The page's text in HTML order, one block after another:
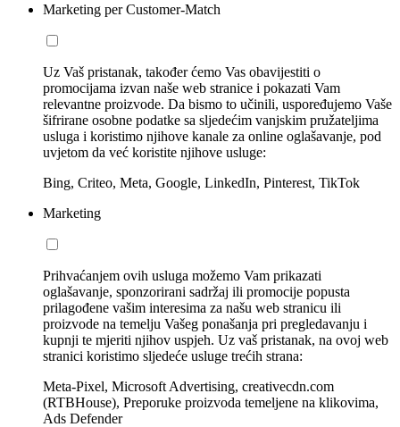
Marketing per Customer-Match
Uz Vaš pristanak, također ćemo Vas obavijestiti o
promocijama izvan naše web stranice i pokazati Vam
relevantne proizvode. Da bismo to učinili, uspoređujemo Vaše
šifrirane osobne podatke sa sljedećim vanjskim pružateljima
usluga i koristimo njihove kanale za online oglašavanje, pod
uvjetom da već koristite njihove usluge:
Bing, Criteo, Meta, Google, LinkedIn, Pinterest, TikTok
Marketing
Prihvaćanjem ovih usluga možemo Vam prikazati
oglašavanje, sponzorirani sadržaj ili promocije popusta
prilagođene vašim interesima za našu web stranicu ili
proizvode na temelju Vašeg ponašanja pri pregledavanju i
kupnji te mjeriti njihov uspjeh. Uz vaš pristanak, na ovoj web
stranici koristimo sljedeće usluge trećih strana:
Meta-Pixel, Microsoft Advertising, creativecdn.com
(RTBHouse), Preporuke proizvoda temeljene na klikovima,
Ads Defender